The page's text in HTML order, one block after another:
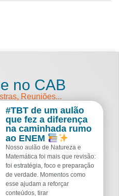
no CAB
Reuniões...
#TBT de um aulão
que fez a diferença
na caminhada rumo
ao ENEM
Nosso aulão de Natureza e
Matemática foi mais que revisão:
foi estratégia, foco e preparação
de verdade. Momentos como
esse ajudam a reforçar
conteúdos, tirar